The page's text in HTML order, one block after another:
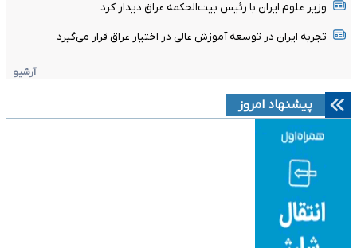
وزیر علوم ایران با رئیس بیت‌الحکمه عراق دیدار کرد
تجربه ایران در توسعه آموزش عالی در اختیار عراق قرار می‌گیرد
آرشیو
پیشنهاد امروز